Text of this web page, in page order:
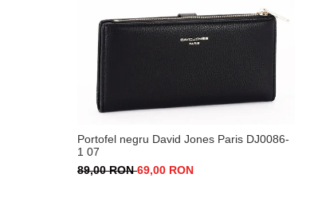
Portofel negru David Jones Paris DJ0086-
1 07
89,00 RON69,00 RON